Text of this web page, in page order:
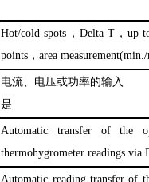
Hot/cold spots，Delta T，up
points，area
电流、电压或功率的输入
是
Automatic transfer of the
thermohygrometer readings via
Automatic reading transfer of